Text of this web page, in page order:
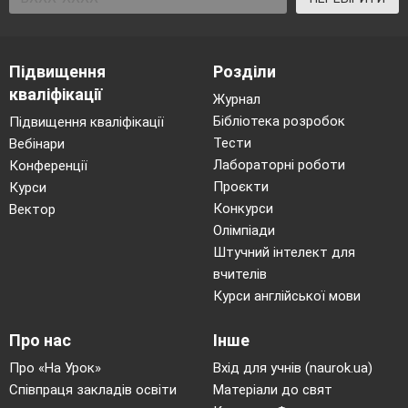
повинна відшкодувати країна-агресор
війною.
армія скорочувалась до 100 тис. чоловік
з числа добровольців;
заборонялось виробляти танки, літаки,
підводні човни, великі кораблі.
* - дивись карту.
Цей договір, як по змісту, так і по
характеру, носив відверто несправедливий,
загарбницький характер.
договору прем’єр-міністр Італії Орландо
сказав: „Не встигли чорнила висохнути під
Версальським договором, як Німеччина
Підвищення
кваліфікації
Підвищення кваліфікації
Вебінари
Конференції
Курси
Вектор
Розділи
Журнал
Бібліотека розробок
Тести
Лабораторні роботи
Проєкти
Конкурси
Олімпіади
Штучний інтелект для
вчителів
Курси англійської мови
Про нас
Про «На Урок»
Співпраця закладів освіти
Інше
Вхід для учнів (naurok.ua)
Матеріали до свят